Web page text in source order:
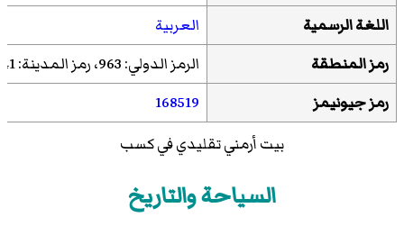
اللغة الرسمية
العربية
رمز المنطقة
الرمز الدولي: 963، رمز المدينة: 41
رمز جيونيمز
168519
بيت أرمني تقليدي في كسب
السياحة والتاريخ